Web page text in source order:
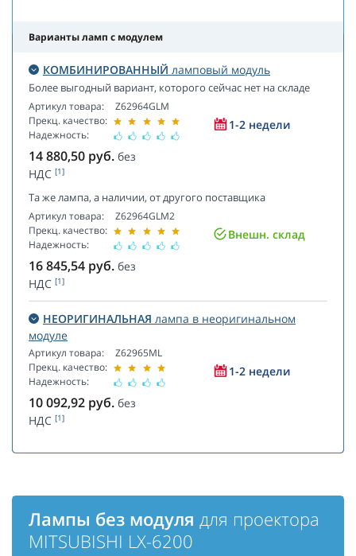
Варианты ламп с модулем
КОМБИНИРОВАННЫЙ ламповый модуль
Более выгодный вариант, которого сейчас нет на складе
Артикул товара:
Прекц. качество:
Надежность:
Z62964GLM
1-2 недели
14 880,50 руб. без
НДС [1]
Та же лампа, а наличии, от другого поставщика
Артикул товара:
Прекц. качество:
Надежность:
Z62964GLM2
Внешн. склад
16 845,54 руб. без
НДС [1]
НЕОРИГИНАЛЬНАЯ лампа в неоригинальном
модуле
Артикул товара:
Прекц. качество:
Надежность:
Z62965ML
1-2 недели
10 092,92 руб. без
НДС [1]
Лампы без модуля для проектора
MITSUBISHI LX-6200